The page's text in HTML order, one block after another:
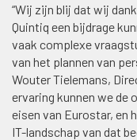
“Wij zijn blij dat wij
Quintiq een bijdrage
vaak complexe
van het plannen van
Wouter Tielemans,
ervaring kunnen we de
eisen van Eurostar, en
IT-landschap van dat